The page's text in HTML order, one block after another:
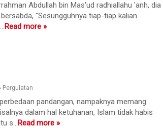
Abdullah bin Mas'ud radhiallahu 'anh, dia
"Sesungguhnya tiap-tiap kalian
Read more »
Pergulatan
pandangan, nampaknya memang
dalam hal ketuhanan, Islam tidak habis
s...Read more »